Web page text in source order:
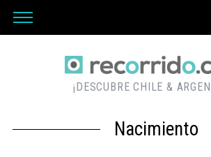
¡DESCUBRE CHILE &
Nacimiento